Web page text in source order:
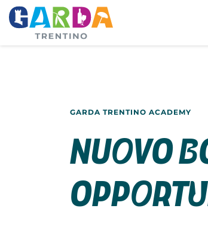
GARDA TRENTINO ACADEMY
Nuovo